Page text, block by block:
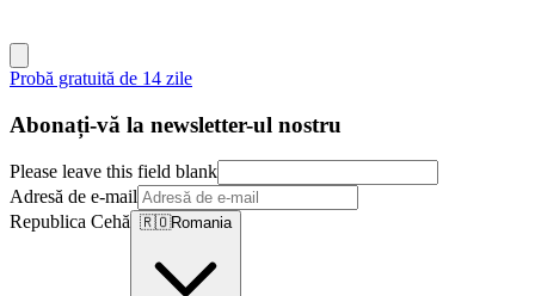
Probă gratuită de 14 zile
Abonați-vă la newsletter-ul nostru
Please leave this field blank
Adresă de e-mail
Republica Cehă 🇷🇴Romania